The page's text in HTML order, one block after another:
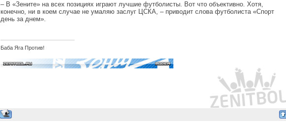
– В «Зените» на всех позициях играют лучшие футболисты. Вот что объективно. Хотя,
конечно, ни в коем случае не умаляю заслуг ЦСКА, – приводит слова футболиста «Спорт
день за днем».
Баба Яга Против!